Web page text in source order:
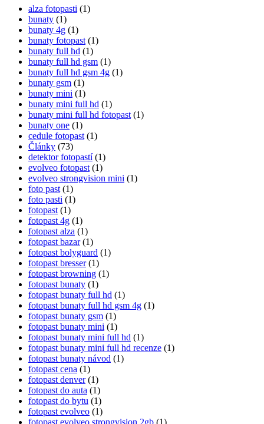
alza fotopasti (1)
bunaty (1)
bunaty 4g (1)
bunaty fotopast (1)
bunaty full hd (1)
bunaty full hd gsm (1)
bunaty full hd gsm 4g (1)
bunaty gsm (1)
bunaty mini (1)
bunaty mini full hd (1)
bunaty mini full hd fotopast (1)
bunaty one (1)
cedule fotopast (1)
Články (73)
detektor fotopastí(1)
evolveo fotopast (1)
evolveo strongvision mini (1)
foto past (1)
foto pasti (1)
fotopast (1)
fotopast 4g (1)
fotopast alza (1)
fotopast bazar(1)
fotopast bolyguard (1)
fotopast bresser(1)
fotopast browning (1)
fotopast bunaty (1)
fotopast bunaty full hd (1)
fotopast bunaty full hd gsm 4g (1)
fotopast bunaty gsm (1)
fotopast bunaty mini (1)
fotopast bunaty mini full hd (1)
fotopast bunaty mini full hd recenze (1)
fotopast bunaty návod (1)
fotopast cena (1)
fotopast denver(1)
fotopast do auta (1)
fotopast do bytu (1)
fotopast evolveo (1)
fotopast evolveo strongvision 2gb (1)